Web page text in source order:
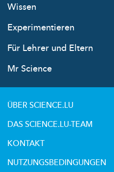
Wissen
Experimentieren
Für Lehrer und Eltern
Mr Science
ÜBER SCIENCE.LU
DAS SCIENCE.LU-TEAM
KONTAKT
NUTZUNGSBEDINGUNGEN